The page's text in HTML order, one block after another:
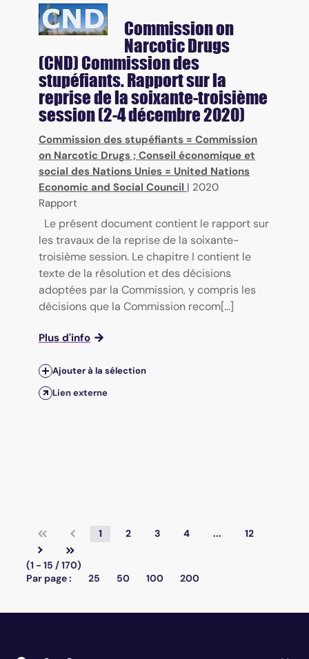
Commission on
Narcotic Drugs
(CND)Commission des
stupéfiants. Rapport sur la
reprise de la soixante-troisième
session (2-4 décembre 2020)
Commission des stupéfiants = Commission
on Narcotic Drugs ; Conseil économique et
social des Nations Unies = United Nations
Economic and Social Council | 2020
Rapport
Le présent document contient le rapport sur
les travaux de la reprise de la soixante-
troisième session. Le chapitre I contient le
texte de la résolution et des décisions
adoptées par la Commission, y compris les
décisions que la Commission recom[...]
Plus d'info
Ajouter à la sélection
Lien externe
1 2 3 4 ... 12
(1 - 15 / 170)
Par page :
25 50 100 200